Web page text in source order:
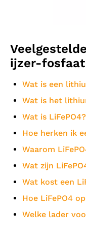
ijzer-
Wat is een
Wat is het
Wat is LiFePO4?
Hoe herken ik
Waarom
Wat zijn
Wat kost een
Hoe LiFePO4
Welke lader